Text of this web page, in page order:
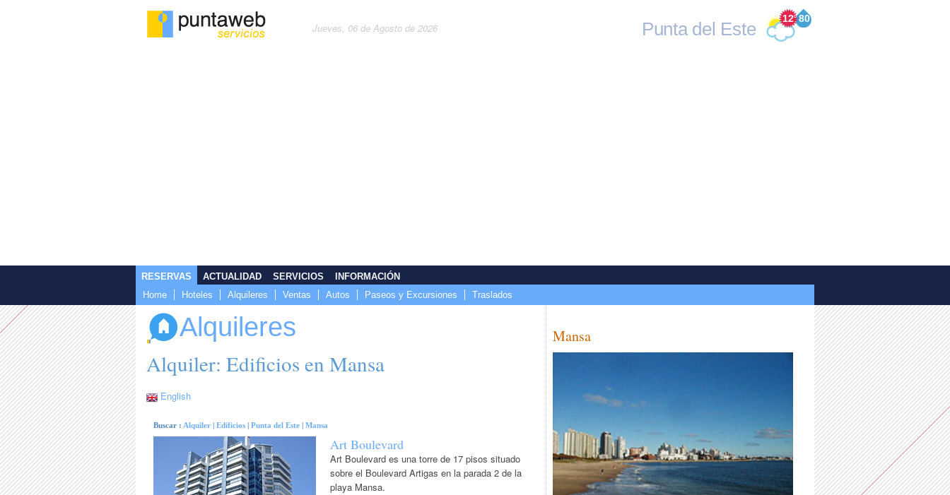
Jueves, 06 de Agosto de 2026
80
12°
Punta del Este
RESERVAS
Home
Hoteles Alquileres Ventas Autos Paseos y Excursiones Traslados
ACTUALIDAD SERVICIOS INFORMACIÓN
Alquileres
Alquiler: Edificios en Mansa
English
Buscar : Alquiler Edificios Punta del Este Mansa
Art Boulevard
Art Boulevard es una torre de 17 pisos situado
sobre el Boulevard Artigas en la parada 2 de la
playa Mansa.
Mansa